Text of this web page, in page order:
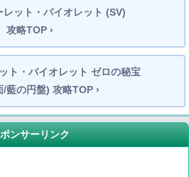
レット・バイオレット (SV)
攻略TOP ›
ト・バイオレット ゼロの秘宝
/藍の円盤) 攻略TOP ›
ンサーリンク